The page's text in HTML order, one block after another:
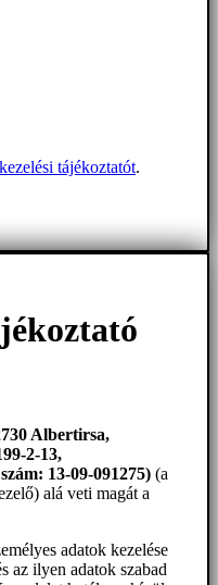
tájékoztatót.
Albertirsa,
2-13,
13-09-091275) (a
alá veti magát a
adatok kezelése
az ilyen adatok szabad